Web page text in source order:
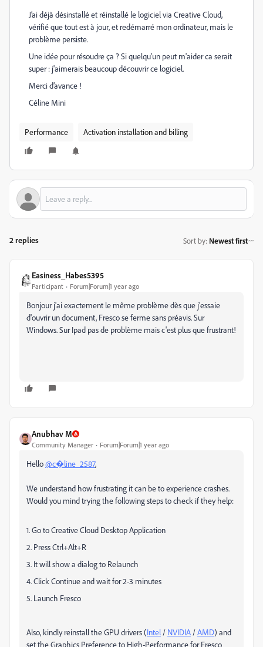
J’ai déjà désinstallé et réinstallé le logiciel via Creative Cloud,
vérifié que tout est à jour, et redémarré mon ordinateur, mais le
problème persiste.
Une idée pour résoudre ça ? Si quelqu'un peut m'aider ca serait
super : j'aimerais beaucoup découvrir ce logiciel.
Merci d’avance !
Céline Mini
Performance Activation installation and billing
2 replies Sort by: Newest first
Easiness_Habes5395
Participant Forum|Forum|1 year ago
Bonjour j'ai exactement le même problème dès que j'essaie
d'ouvrir un document, Fresco se ferme sans préavis. Sur
Windows. Sur Ipad pas de problème mais c'est plus que frustrant!
Anubhav M
Community Manager Forum|Forum|1 year ago
Hello@c�line_2587,
We understand how frustrating it can be to experience crashes.
Would you mind trying the following steps to check if they help:
1. Go to Creative Cloud Desktop Application
2. Press Ctrl+Alt+R
3. It will show a dialog to Relaunch
4. Click Continue and wait for 2-3 minutes
5. Launch Fresco
Also, kindly reinstall the GPU drivers (Intel / NVIDIA /AMD) and
set the Graphics Preference to High-Performance for Fresco